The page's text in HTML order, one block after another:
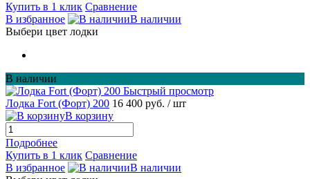
Купить в 1 клик Сравнение
В избранное
В наличии
Выбери цвет лодки
В наличии
Быстрый просмотр
Лодка Fort (Форт) 200 16 400 руб. / шт
В корзину
Подробнее
Купить в 1 клик Сравнение
В избранное
В наличии